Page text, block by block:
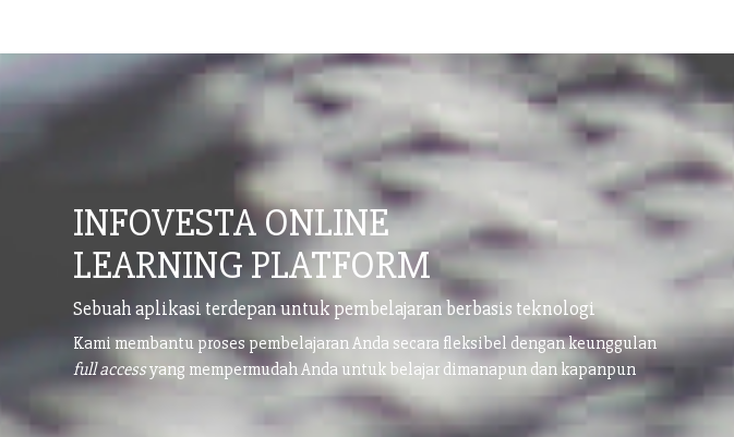
INFOVESTA ONLINE
LEARNING PLATFORM
Sebuah aplikasi terdepan untuk pembelajaran berbasis teknologi
Kami membantu proses pembelajaran Anda secara fleksibel dengan keunggulan
full accessyang mempermudah Anda untuk belajar dimanapun dan kapanpun